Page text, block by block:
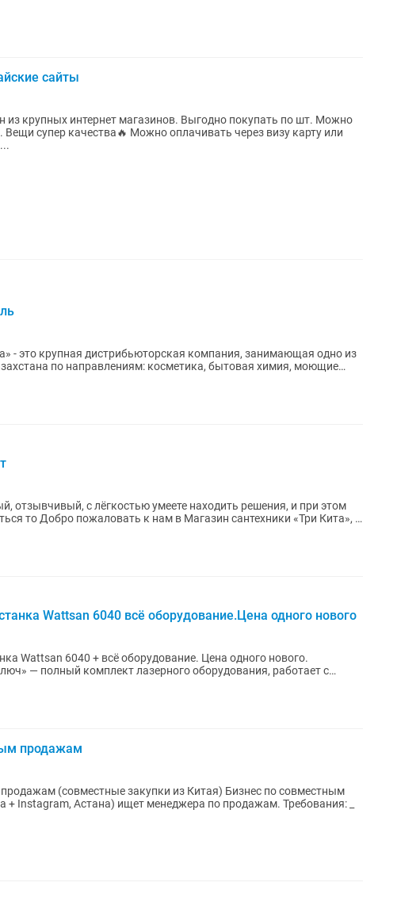
сайты
супер качества🔥 Можно оплачивать через визу карту или
- это крупная дистрибьюторская компания, занимающая одно из
по направлениям: косметика, бытовая химия, моющие
отзывчивый, с лёгкостью умеете находить решения, и при этом
то Добро пожаловать к нам в Магазин сантехники «Три Кита», в
Wattsan 6040 всё оборудование.Цена одного нового
Wattsan 6040 + всё оборудование. Цена одного нового.
— полный комплект лазерного оборудования, работает с
продажам
(совместные закупки из Китая) Бизнес по совместным
+ Instagram, Астана) ищет менеджера по продажам. Требования: _